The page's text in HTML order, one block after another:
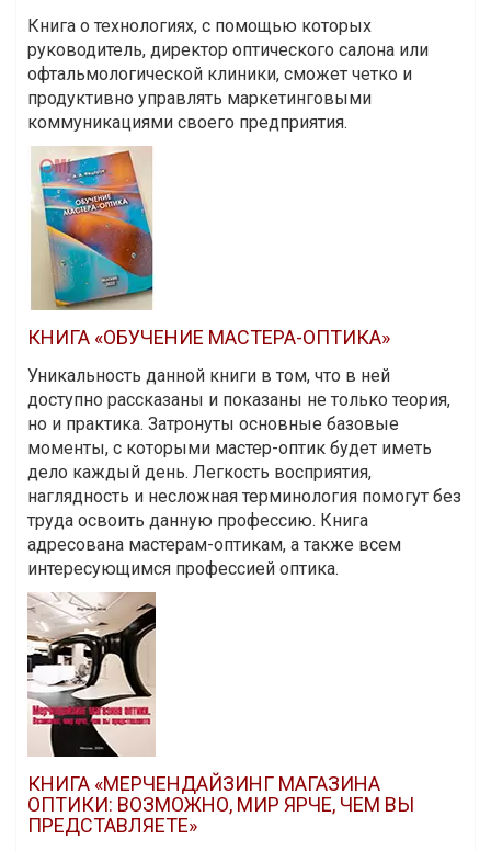
Книга о технологиях, с помощью которых
руководитель, директор оптического салона или
офтальмологической клиники, сможет четко и
продуктивно управлять маркетинговыми
коммуникациями своего предприятия.
КНИГА «ОБУЧЕНИЕ МАСТЕРА-ОПТИКА»
Уникальность данной книги в том, что в ней
доступно рассказаны и показаны не только теория,
но и практика. Затронуты основные базовые
моменты, с которыми мастер-оптик будет иметь
дело каждый день. Легкость восприятия,
наглядность и несложная терминология помогут без
труда освоить данную профессию. Книга
адресована мастерам-оптикам, а также всем
интересующимся профессией оптика.
КНИГА «МЕРЧЕНДАЙЗИНГ МАГАЗИНА
ОПТИКИ: ВОЗМОЖНО, МИР ЯРЧЕ, ЧЕМ ВЫ
ПРЕДСТАВЛЯЕТЕ»